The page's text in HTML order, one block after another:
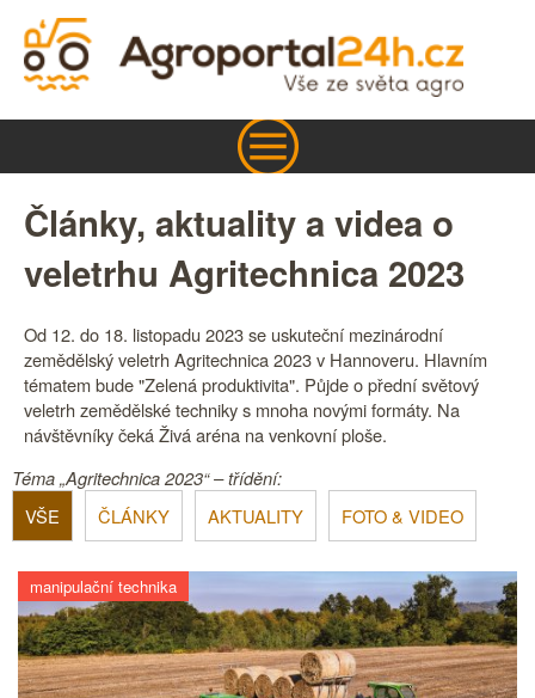
Články, aktuality a videa o
veletrhu Agritechnica 2023
Od 12. do 18. listopadu 2023 se uskuteční mezinárodní
zemědělský veletrh Agritechnica 2023 v Hannoveru. Hlavním
tématem bude "Zelená produktivita". Půjde o přední světový
veletrh zemědělské techniky s mnoha novými formáty. Na
návštěvníky čeká Živá aréna na venkovní ploše.
Téma „Agritechnica 2023“ – třídění:
VŠE
ČLÁNKY AKTUALITY FOTO & VIDEO
manipulační technika